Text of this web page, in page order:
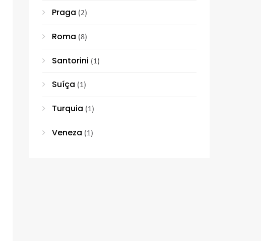
Praga (2)
Roma (8)
Santorini (1)
Suíça (1)
Turquia (1)
Veneza (1)